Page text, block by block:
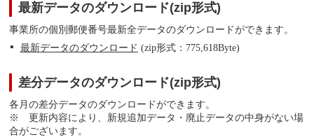
最新データのダウンロード(zip形式)
事業所の個別郵便番号最新全データのダウンロードができます。
最新データのダウンロード (zip形式：775,618Byte)
差分データのダウンロード(zip形式)
各月の差分データのダウンロードができます。
※ 更新内容により、新規追加データ・廃止データの中身がない場
合がございます。